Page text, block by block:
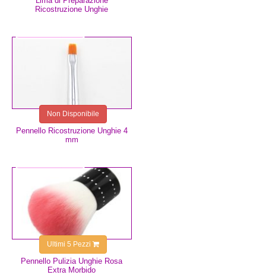
Ricostruzione Unghie
Pennello Ricostruzione Unghie 4
mm
Non Disponibile
Pennello Pulizia Unghie Rosa
Extra Morbido
Ultimi 5 Pezzi